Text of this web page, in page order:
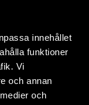
innehållet
funktioner
Vi
och annan
och
på ett